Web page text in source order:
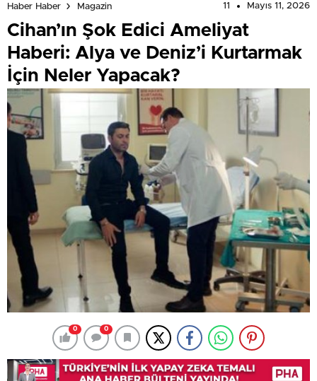
Haber Haber Magazin 11 Mayıs 11, 2026
Cihan’ın Şok Edici Ameliyat
Haberi: Alya ve Deniz’i Kurtarmak
İçin Neler Yapacak?
0 0